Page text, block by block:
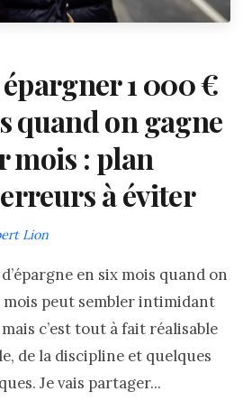
1 000 €
quand on gagne
mois : plan
à éviter
Lion
en six mois quand on
mois peut sembler intimidant
c’est tout à fait réalisable
de la discipline et quelques
Je vais partager...